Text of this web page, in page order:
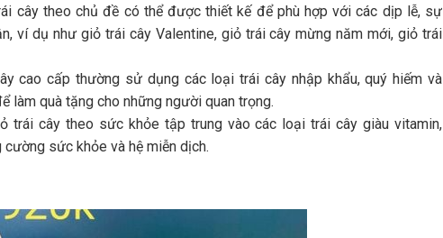
cây theo chủ đề có thể được thiết kế để phù hợp với các dịp lễ, sự
ví dụ như giỏ trái cây Valentine, giỏ trái cây mừng năm mới, giỏ trái
cao cấp thường sử dụng các loại trái cây nhập khẩu, quý hiếm và
làm quà tặng cho những người quan trọng.
trái cây theo sức khỏe tập trung vào các loại trái cây giàu vitamin,
sức khỏe và hệ miễn dịch.